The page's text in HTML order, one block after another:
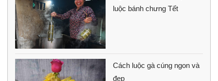
luộc bánh chưng Tết
Cách luộc gà cúng ngon và
đẹp